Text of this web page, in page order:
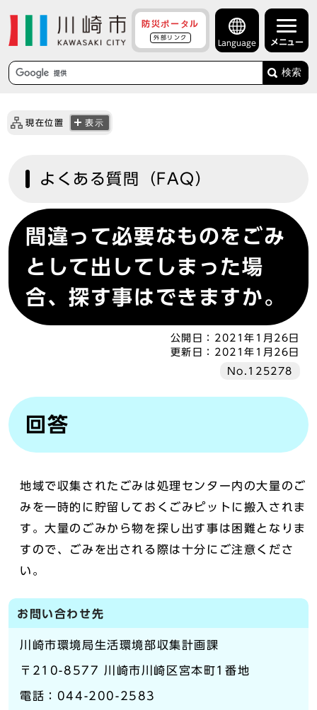
防災ポータル
外部リンク
Language メニュー
検索
現在位置 表示
よくある質問（FAQ）
間違って必要なものをごみ
として出してしまった場
合、探す事はできますか。
公開日： 2021年1月26日
更新日： 2021年1月26日
No.125278
回答
地域で収集されたごみは処理センター内の大量のご
みを一時的に貯留しておくごみピットに搬入されま
す。大量のごみから物を探し出す事は困難となりま
すので、ごみを出される際は十分にご注意くださ
い。
お問い合わせ先
川崎市環境局生活環境部収集計画課
〒210-8577 川崎市川崎区宮本町1番地
電話：044-200-2583